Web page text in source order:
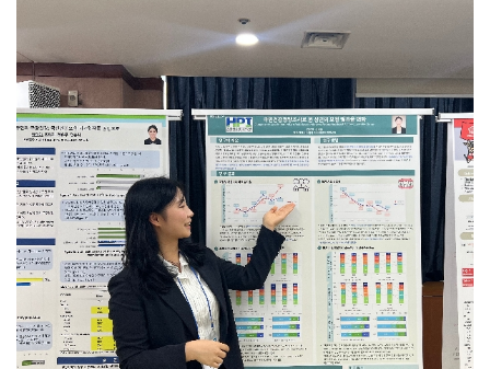
진행하는 청해진 프로그램에서 청해진 5기로 미국에 있는
어번 호텔에 다녀왔습니다. 이제 거기서 프론 데스크
슈퍼바이저로 일을 하면서 해외 경험을 다양하게 쌓을 수
있었고, 그리고 다녀와서는 바로 어학 성적으로 토익
935점을 달성했습니다. 또한, 오픽 AL, 커피 바리스타 2급,
와인 소믈리에, 심폐소생술, 태권도 2단 등 다양한
자격증을 취득하며 미래를 준비하였습니다. 백녹담 :
청해진 프로그램을 통해 해외에 다녀오셨던 경험이 나중에
취업할 때도 굉장히 좋은 스펙으로 작용했을 것 같습니다.
어떻게 해서 신청하게 되셨는지도 함께 말씀
부탁드립니다. 우성하 동문 : 네. 문화적인 경험도 많이
쌓고, 해외에서 일하고 왔다는 것 자체가 큰 메리트였던 것
같아요. 그때 코로나로 인해 항공업계 같은 경우는 공채가
학생이었습니다.백석대학교 홍보대사에 도전해 전국 6월
모의고사에도 실려보고, 항공과를 희망하는
고등학생들에게 꿈이 되어도 보고,항공서비스학과
임원활동을 하며 직접 행사를 기획 및 진행 해보고,태권도
단증 취득을 위해 학교를 마치고 초등학생들과 함께
도장에서 수련을 받기도 했어요.또 미인대회에 나가서
대상을 수상을 하기도 했고,서비스경력을 쌓기위해 백화점
안내데스크에서 1년간 경력을 쌓기도 했습니다.이렇게
교내, 대외활동에 끊임없이 도전하고 열심히 참여하면서
느낀 점은 모든 경험은 필연적으로 나에게 좋은 배움이
된다는 것이었습니다.경험은 단순히 자기소개서 이력
1줄에 불과하는 게 아니고, 인생에 있어서 평생 좋은
거름과 양분이 될 거라 믿습니다. 코로나19가 전